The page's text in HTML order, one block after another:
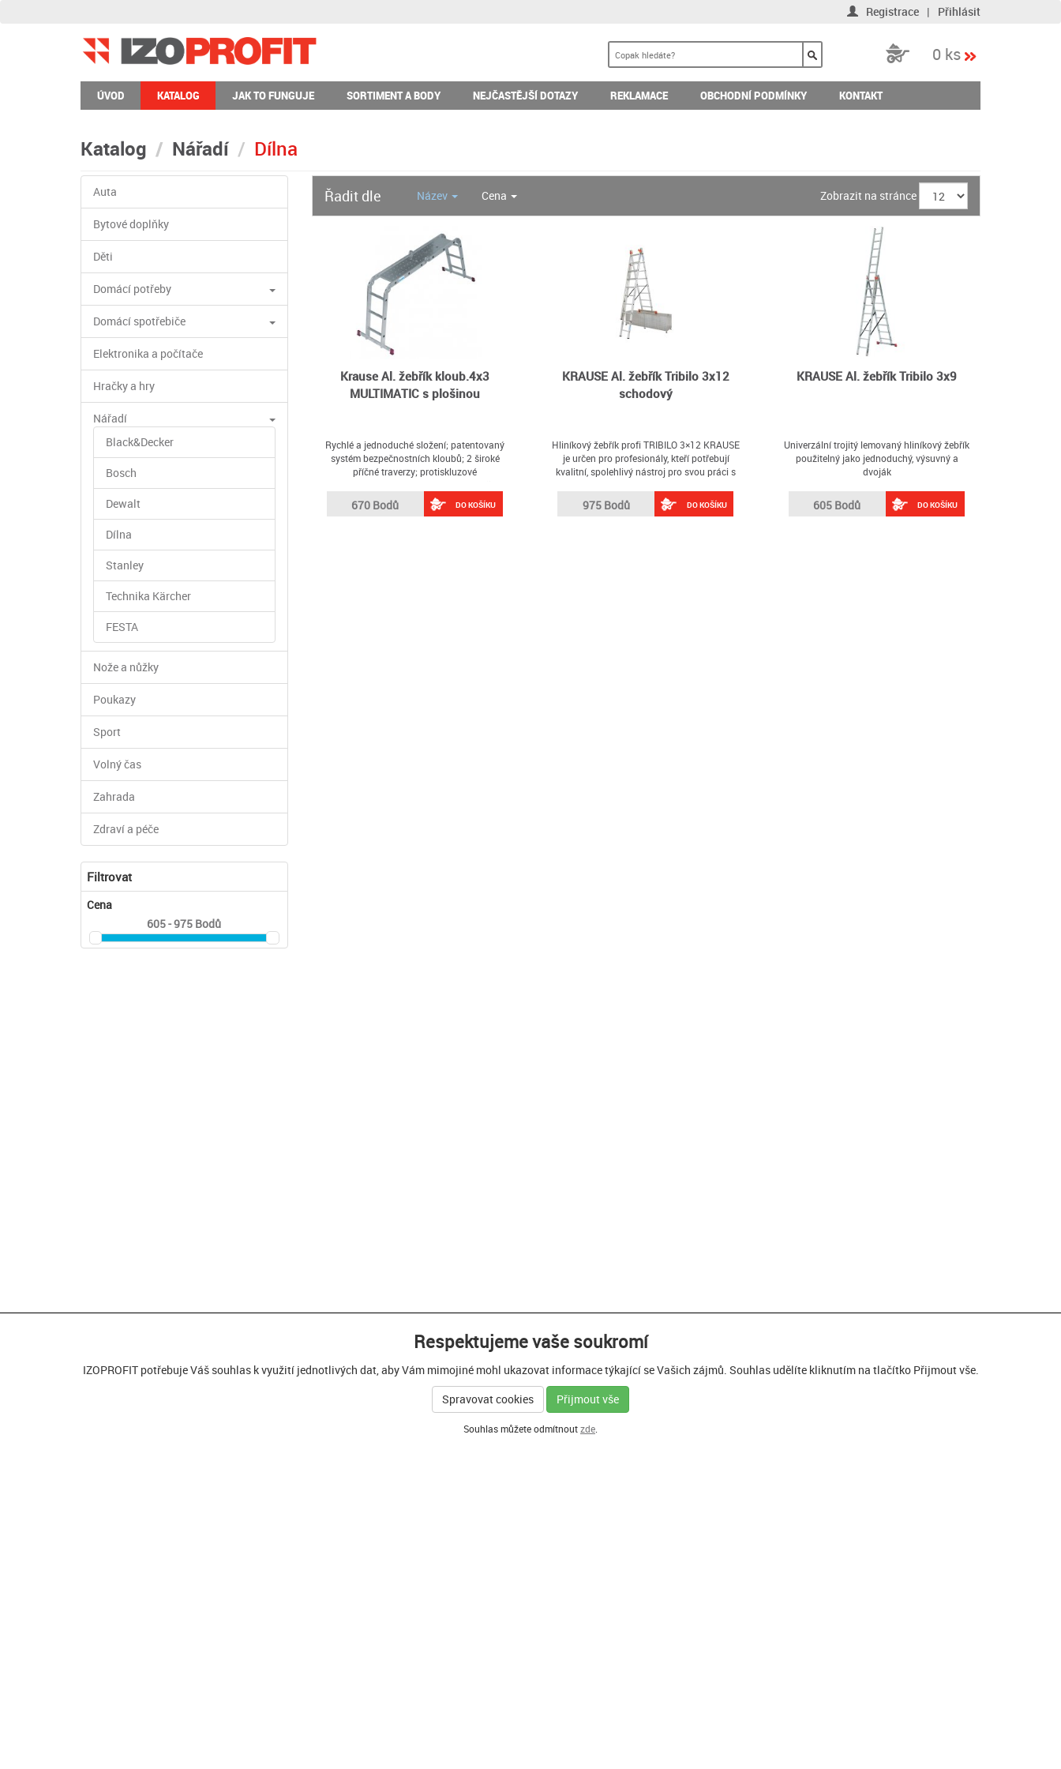
Registrace | Přihlásit
0 ks
ÚVOD KATALOG JAK TO FUNGUJE SORTIMENT A BODY NEJČASTĚJŠÍ DOTAZY REKLAMACE OBCHODNÍ PODMÍNKY KONTAKT
Katalog Nářadí Dílna
Auta
Bytové doplňky
Děti
Domácí potřeby
Domácí spotřebiče
Elektronika a počítače
Hračky a hry
Nářadí
Black&Decker
Bosch
Dewalt
Dílna
Stanley
Technika Kärcher
FESTA
Nože a nůžky
Poukazy
Sport
Volný čas
Zahrada
Zdraví a péče
Filtrovat
Cena
605 - 975 Bodů
Řadit dle Název Cena Zobrazit na stránce
Krause Al. žebřík kloub.4x3
MULTIMATIC s plošinou
Rychlé a jednoduché složení; patentovaný
systém bezpečnostních kloubů; 2 široké
příčné traverzy; protiskluzové
(plošina): 2,95 m; délka žebříku (rozloženo):
670 Bodů DO KOŠÍKU
KRAUSE Al. žebřík Tribilo 3x12
schodový
Hliníkový žebřík profi TRIBILO 3×12 KRAUSE
je určen pro profesionály, kteří potřebují
kvalitní, spolehlivý nástroj pro svou práci s
975 Bodů DO KOŠÍKU
KRAUSE Al. žebřík Tribilo 3x9
Univerzální trojitý lemovaný hliníkový žebřík
použitelný jako jednoduchý, výsuvný a
dvoják
605 Bodů DO KOŠÍKU
Respektujeme vaše soukromí
IZOPROFIT potřebuje Váš souhlas k využití jednotlivých dat, aby Vám mimojiné mohl ukazovat informace týkající se Vašich zájmů. Souhlas udělíte kliknutím na tlačítko Přijmout vše.
Spravovat cookies
Přijmout vše
Souhlas můžete odmítnoutzde